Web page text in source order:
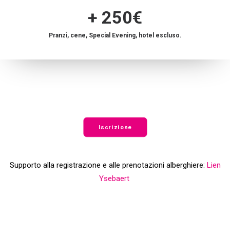
+ 250€
Pranzi, cene, Special Evening, hotel escluso.
Iscrizione
Supporto alla registrazione e alle prenotazioni alberghiere: Lien
Ysebaert